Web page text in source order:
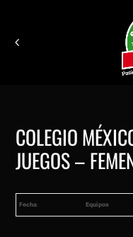
COLEGIO
JUEGOS –
Fecha Equipos